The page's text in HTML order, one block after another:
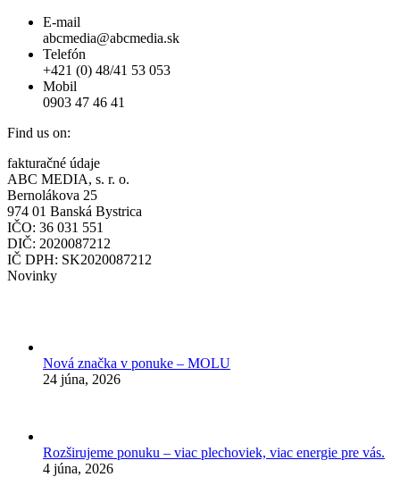
E-mail
abcmedia@abcmedia.sk
Telefón
+421 (0) 48/41 53 053
Mobil
0903 47 46 41
Find us on:
Facebook
page
opens
in
new
window
fakturačné údaje
ABC MEDIA, s. r. o.
Bernolákova 25
974 01 Banská Bystrica
IČO: 36 031 551
DIČ: 2020087212
IČ DPH: SK2020087212
Novinky
Nová značka v ponuke – MOLU
24 júna, 2026
Rozširujeme ponuku – viac plechoviek, viac energie pre vás.
4 júna, 2026